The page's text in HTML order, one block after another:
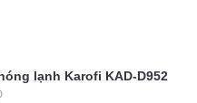
lạnh Karofi KAD-D952